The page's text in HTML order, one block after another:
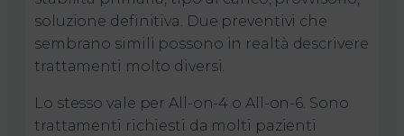
soluzione definitiva. Due preventivi che
sembrano simili possono in realtà descrivere
trattamenti molto diversi.
Lo stesso vale per All-on-4 o All-on-6. Sono
trattamenti richiesti da molti pazienti